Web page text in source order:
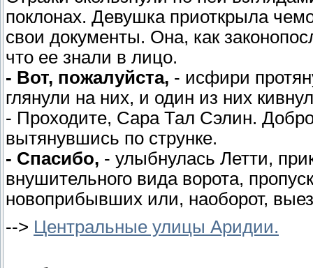
поклонах. Девушка приоткрыла
свои документы. Она, как
что ее знали в лицо.
- Вот, пожалуйста, - исфири
глянули на них, и один из них
- Проходите, Сара Тал Сэлин.
вытянувшись по струнке.
- Спасибо, - улыбнулась Летти,
внушительного вида ворота,
новоприбывших или, наоборот,
--> Центральные улицы Аридии.